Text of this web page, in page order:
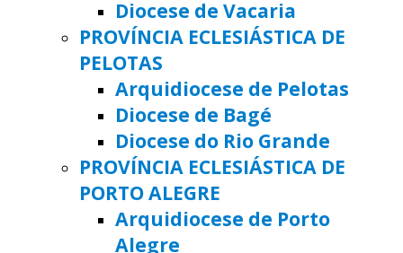
Diocese de Vacaria
PROVÍNCIA ECLESIÁSTICA DE
PELOTAS
Arquidiocese de Pelotas
Diocese de Bagé
Diocese do Rio Grande
PROVÍNCIA ECLESIÁSTICA DE
PORTO ALEGRE
Arquidiocese de Porto
Alegre